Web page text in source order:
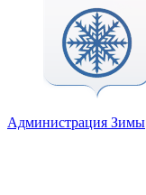
Администрация Зимы